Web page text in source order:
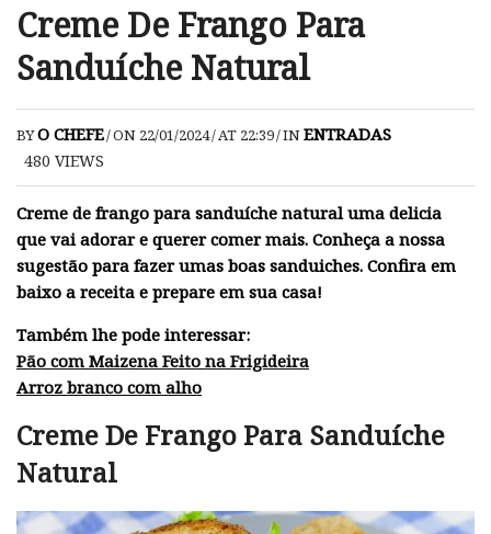
Creme De Frango Para
Sanduíche Natural
BYO CHEFE/ON 22/01/2024/AT 22:39/INENTRADAS
480 VIEWS
Creme de frango para sanduíche natural uma delicia
que vai adorar e querer comer mais. Conheça a nossa
sugestão para fazer umas boas sanduiches. Confira em
baixo a receita e prepare em sua casa!
Também lhe pode interessar:
Pão com Maizena Feito na Frigideira
Arroz branco com alho
Creme De Frango Para Sanduíche
Natural